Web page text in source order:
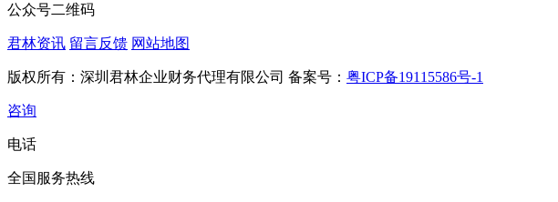
公众号二维码
君林资讯 留言反馈 网站地图
版权所有：深圳君林企业财务代理有限公司 备案号： 粤ICP备19115586号-1
咨询
电话
全国服务热线